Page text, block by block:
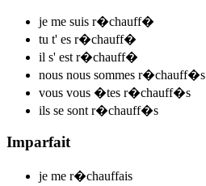
je me suis r�chauff�
tu t' es r�chauff�
il s' est r�chauff�
nous nous sommes r�chauff�s
vous vous �tes r�chauff�s
ils se sont r�chauff�s
Imparfait
je me r�chauffais